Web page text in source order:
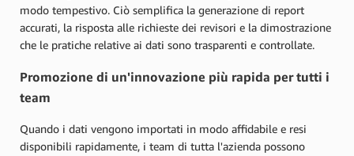
modo tempestivo. Ciò semplifica la generazione di report
accurati, la risposta alle richieste dei revisori e la dimostrazione
che le pratiche relative ai dati sono trasparenti e controllate.
Promozione di un'innovazione più rapida per tutti i
team
Quando i dati vengono importati in modo affidabile e resi
disponibili rapidamente, i team di tutta l'azienda possono